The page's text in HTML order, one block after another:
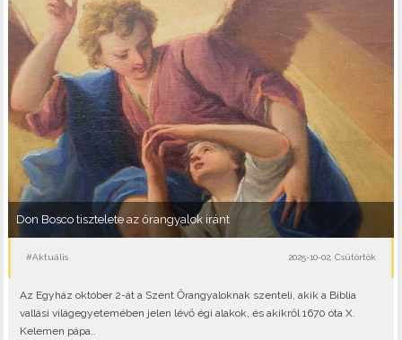
Don Bosco tisztelete az őrangyalok iránt
#Aktuális 2025-10-02, Csütörtök
Az Egyház október 2-át a Szent Őrangyaloknak szenteli, akik a Biblia
vallási világegyetemében jelen lévő égi alakok, és akikről 1670 óta X.
Kelemen pápa..